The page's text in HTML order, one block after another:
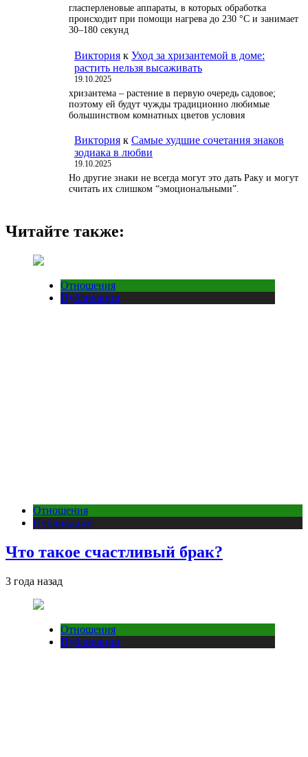
гласперленовые аппараты, в которых обработка
происходит при помощи нагрева до 230 °С и занимает
30–180 секунд
Виктория к Уход за хризантемой в доме:
растить нельзя высаживать
19.10.2025
хризантема – растение в первую очередь садовое;
поэтому ей будут чужды традиционно любимые
большинством комнатных цветов условия
Виктория к Самые худшие сочетания знаков
зодиака в любви
19.10.2025
Но другие знаки не всегда могут это дать Раку и могут
считать их слишком “эмоциональными”.
Читайте также:
Отношения
Публикации
Отношения
Публикации
Что такое счастливый брак?
3 года назад
Отношения
Публикации